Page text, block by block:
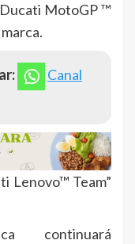
MotoGP ™
Canal
Lenovo™ Team”
continuará